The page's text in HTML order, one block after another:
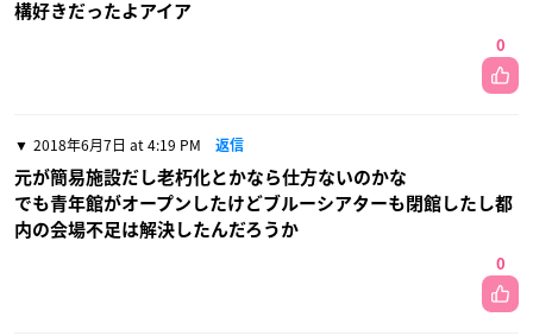
構好きだったよアイア
0
2018年6月7日 at 4:19 PM 返信
元が簡易施設だし老朽化とかなら仕方ないのかな
でも青年館がオープンしたけどブルーシアターも閉館したし都
内の会場不足は解決したんだろうか
0